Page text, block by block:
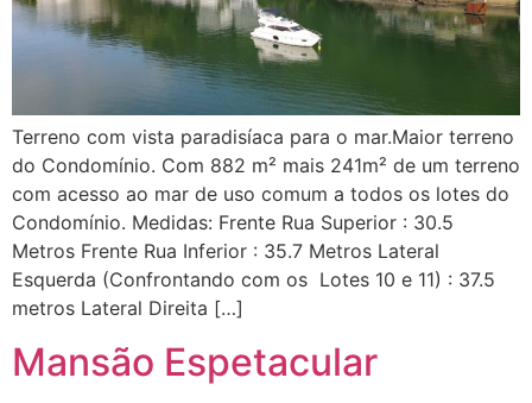
Terreno com vista paradisíaca para o mar.Maior terreno
do Condomínio. Com 882 m² mais 241m² de um terreno
com acesso ao mar de uso comum a todos os lotes do
Condomínio. Medidas: Frente Rua Superior : 30.5
Metros Frente Rua Inferior : 35.7 Metros Lateral
Esquerda (Confrontando com os Lotes 10 e 11) : 37.5
metros Lateral Direita […]
Mansão Espetacular